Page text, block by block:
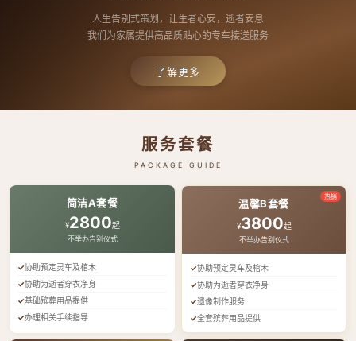
人生告别式策划，让生者心安，逝者安息
我们为家属提供高品质贴心的专车接送服务
了解更多
服务套餐
PACKAGE GUIDE
简洁A套餐
¥2800起
不举办告别仪式
协助预定灵车及棺木
协助为逝者穿衣净身
基础殡葬用品提供
办理相关手续指导
热销
温馨B套餐
¥3800起
不举办告别仪式
协助预定灵车及棺木
协助为逝者穿衣净身
遗像制作服务
全套殡葬用品提供